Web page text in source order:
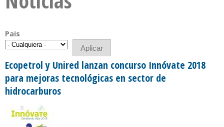
Pais
Ecopetrol y Unired lanzan concurso Innóvate 2018
para mejoras tecnológicas en sector de
hidrocarburos